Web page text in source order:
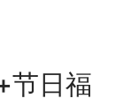
节日福